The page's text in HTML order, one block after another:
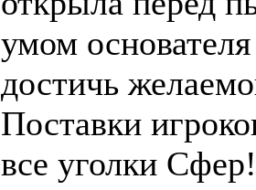
умом
достичь
Поставки
все уголки